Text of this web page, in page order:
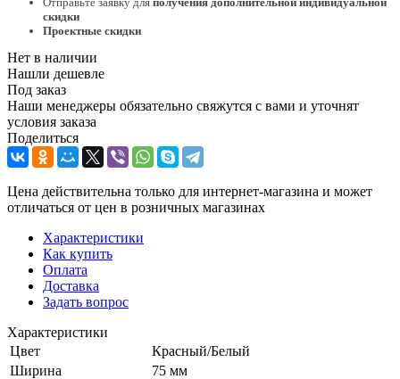
скидки
Проектные скидки
Нет в наличии
Нашли дешевле
Под заказ
Наши менеджеры обязательно свяжутся с вами и уточнят
условия заказа
Поделиться
Цена действительна только для интернет-магазина и может
отличаться от цен в розничных магазинах
Характеристики
Как купить
Оплата
Доставка
Задать вопрос
Характеристики
Цвет
Красный/Белый
Ширина
75 мм